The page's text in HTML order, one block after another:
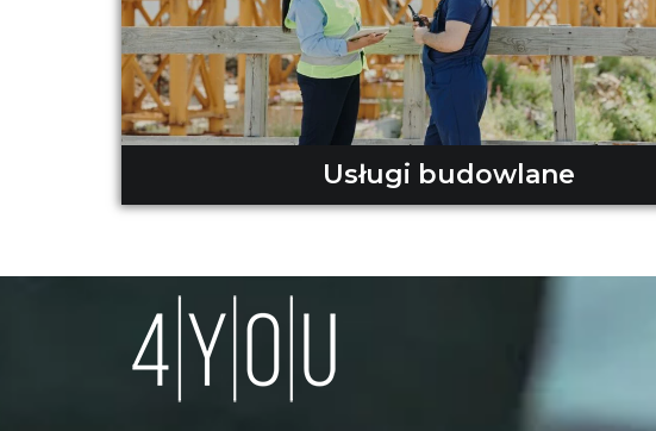
Usługi budowlane